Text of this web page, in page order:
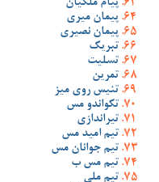
پیام ملکیان
پیمان میری
پیمان نصیری
تبریک
تسلیت
تمرین
تنیس روی میز
تکواندو مس
تیراندازی
تیم امید مس
تیم جوانان مس
تیم مس ب
تیم ملی